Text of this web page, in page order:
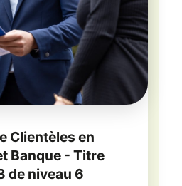
Clientèles en
Banque - Titre
de niveau 6